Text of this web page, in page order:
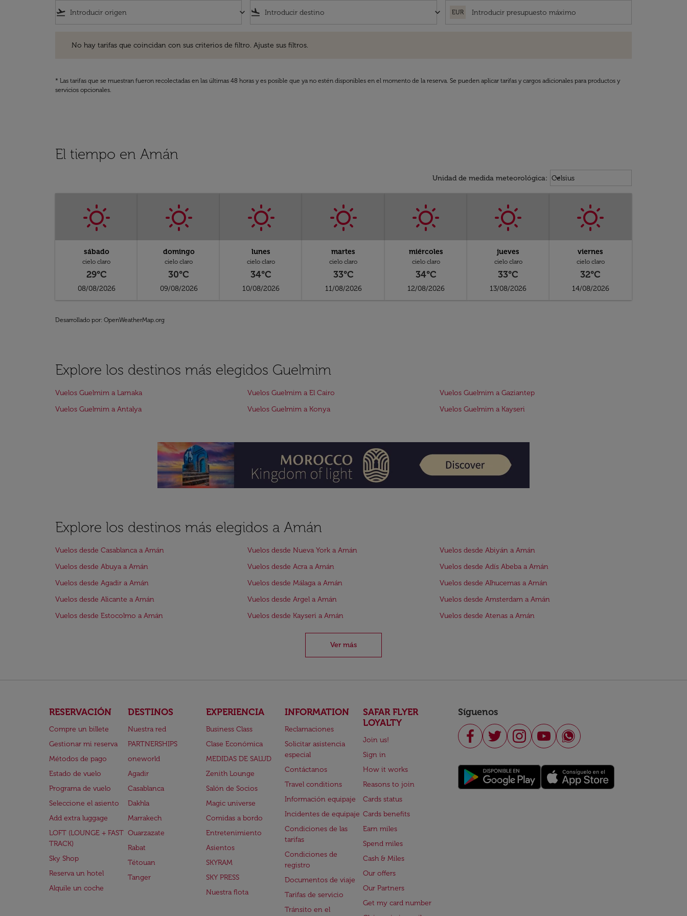
flight_takeoff keyboard_arrow_down flight_land keyboard_arrow_down EUR
No hay tarifas que coincidan con sus criterios de filtro. Ajuste sus filtros.
* Las tarifas que se muestran fueron recolectadas en las últimas 48 horas y es posible que ya no estén disponibles en el momento de la reserva. Se pueden aplicar tarifas y cargos adicionales para productos y
servicios opcionales.
El tiempo en Amán
Unidad de medida meteorológica: Weather unit option Celsius
Celsius
keyboard_arrow_down
sábado
cielo claro
29°C
08/08/2026
domingo
cielo claro
30°C
09/08/2026
lunes
cielo claro
34°C
10/08/2026
martes
cielo claro
33°C
11/08/2026
miércoles
cielo claro
34°C
12/08/2026
jueves
cielo claro
33°C
13/08/2026
viernes
cielo claro
32°C
14/08/2026
Desarrollado por: OpenWeatherMap.org
Explore los destinos más elegidos Guelmim
Vuelos Guelmim a Larnaka Vuelos Guelmim a El Cairo
Vuelos Guelmim a Gaziantep
Vuelos Guelmim a Antalya
Vuelos Guelmim a Konya Vuelos Guelmim a Kayseri
Explore los destinos más elegidos a Amán
Vuelos desde Casablanca a Amán Vuelos desde Nueva York a Amán
Vuelos desde Abiyán a Amán
Vuelos desde Abuya a Amán
Vuelos desde Acra a Amán
Vuelos desde Adís Abeba a Amán
Vuelos desde Agadir a Amán
Vuelos desde Málaga a Amán
Vuelos desde Alhucemas a Amán
Vuelos desde Alicante a Amán
Vuelos desde Argel a Amán
Vuelos desde Amsterdam a Amán
Vuelos desde Estocolmo a Amán
Vuelos desde Kayseri a Amán Vuelos desde Atenas a Amán
Ver más
RESERVACIÓN
Compre un billete
Gestionar mi reserva
Métodos de pago
Estado de vuelo
Programa de vuelo
Seleccione el asiento
Add extra luggage
LOFT (LOUNGE + FAST
TRACK)
Sky Shop
Reserva un hotel
Alquile un coche
DESTINOS
Nuestra red
PARTNERSHIPS
oneworld
Agadir
Casablanca
Dakhla
Marrakech
Ouarzazate
Rabat
Tétouan
Tanger
EXPERIENCIA
Business Class
Clase Económica
MEDIDAS DE SALUD
Zenith Lounge
Salón de Socios
Magic universe
Comidas a bordo
Entretenimiento
Asientos
SKYRAM
SKY PRESS
Nuestra flota
INFORMATION
Reclamaciones
Solicitar asistencia
especial
Contáctanos
Travel conditions
Información equipaje
Incidentes de equipaje
Condiciones de las
tarifas
Condiciones de
registro
Documentos de viaje
Tarifas de servicio
Tránsito en el
SAFAR FLYER
LOYALTY
Join us!
Sign in
How it works
Reasons to join
Cards status
Cards benefits
Earn miles
Spend miles
Cash & Miles
Our offers
Our Partners
Get my card number
Síguenos